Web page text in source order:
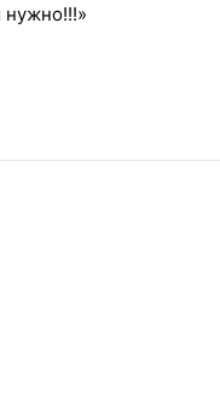
нужно!!!»